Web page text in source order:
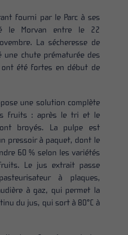
fourni par le Parc à ses
le Morvan entre le 22
La sécheresse de
une chute prématurée des
été fortes en début de
une solution complète
fruits : après le tri et le
broyés. La pulpe est
pressoir à paquet, dont le
60 % selon les variétés
Le jus extrait passe
à plaques,
à gaz, qui permet la
du jus, qui sort à 80°C à